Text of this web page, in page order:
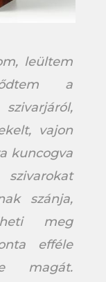
leültem
a
vajon
kuncogva
szánja,
meg
efféle
magát.